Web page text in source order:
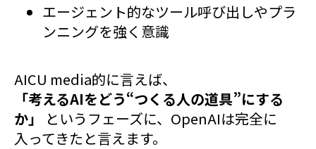
エージェント的なツール呼び出しやプラ
ンニングを強く意識
AICU media的に言えば、
「考えるAIをどう“つくる人の道具”にする
か」
というフェーズに、OpenAIは完全に
入ってきたと言えます。